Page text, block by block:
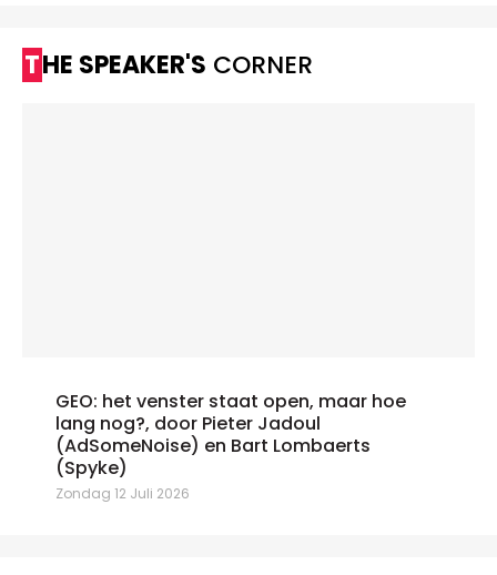
THE SPEAKER'S CORNER
GEO: het venster staat open, maar hoe
lang nog?, door Pieter Jadoul
(AdSomeNoise) en Bart Lombaerts
(Spyke)
Zondag 12 Juli 2026